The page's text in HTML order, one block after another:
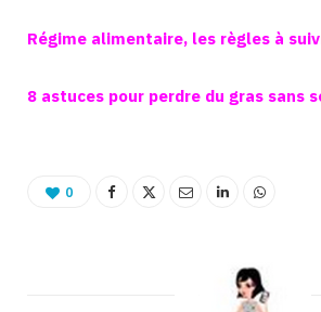
Régime alimentaire, les règles à
8 astuces pour perdre du gras sans
0